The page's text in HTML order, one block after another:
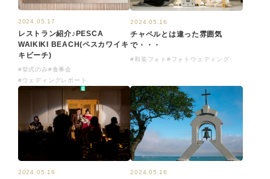
2024.05.17
レストラン紹介♪PESCA
WAIKIKI BEACH(ペスカワイキ
キビーチ)
#挙式のみ#食事会
#ウェディングレポート
2024.05.16
チャペルとは違った雰囲気
で・・・
#和装フォト #フォトウェディング
2024.05.16 2024.05.16